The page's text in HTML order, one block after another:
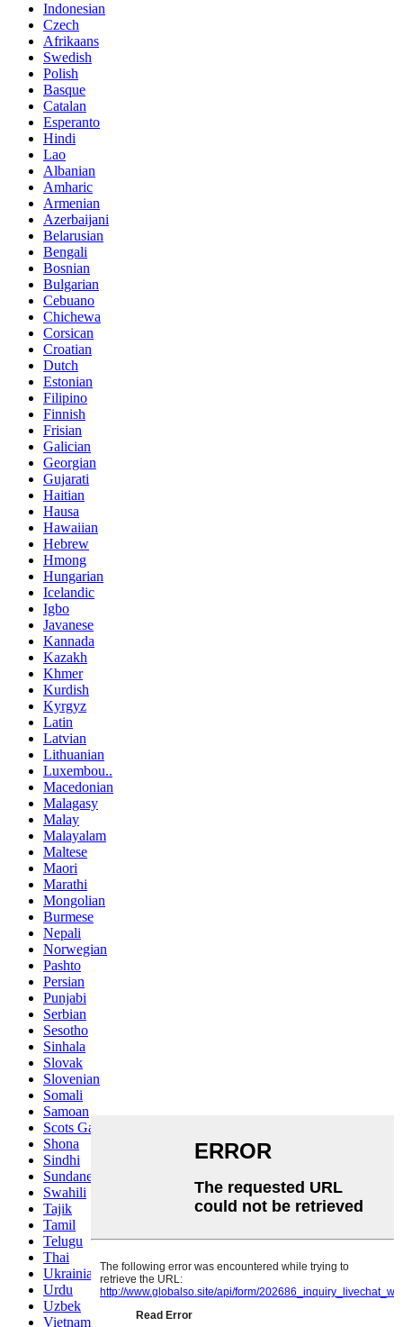
Indonesian
Czech
Afrikaans
Swedish
Polish
Basque
Catalan
Esperanto
Hindi
Lao
Albanian
Amharic
Armenian
Azerbaijani
Belarusian
Bengali
Bosnian
Bulgarian
Cebuano
Chichewa
Corsican
Croatian
Dutch
Estonian
Filipino
Finnish
Frisian
Galician
Georgian
Gujarati
Haitian
Hausa
Hawaiian
Hebrew
Hmong
Hungarian
Icelandic
Igbo
Javanese
Kannada
Kazakh
Khmer
Kurdish
Kyrgyz
Latin
Latvian
Lithuanian
Luxembou..
Macedonian
Malagasy
Malay
Malayalam
Maltese
Maori
Marathi
Mongolian
Burmese
Nepali
Norwegian
Pashto
Persian
Punjabi
Serbian
Sesotho
Sinhala
Slovak
Slovenian
Somali
Samoan
Scots Gaelic
Shona
Sindhi
Sundanese
Swahili
Tajik
Tamil
Telugu
Thai
Ukrainian
Urdu
Uzbek
Vietnamese